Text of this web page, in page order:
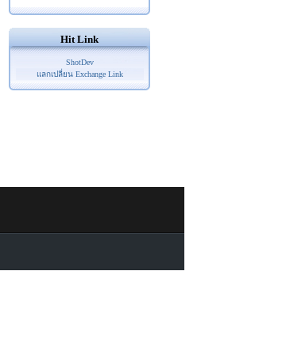
Hit Link
ShotDev
แลกเปลี่ยน Exchange Link